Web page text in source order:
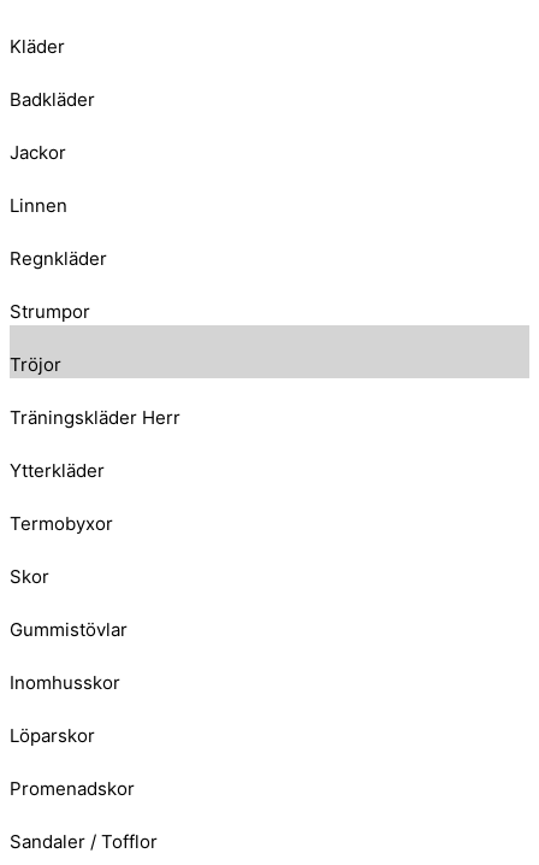
Kläder
Badkläder
Jackor
Linnen
Regnkläder
Strumpor
Tröjor
Träningskläder Herr
Ytterkläder
Termobyxor
Skor
Gummistövlar
Inomhusskor
Löparskor
Promenadskor
Sandaler / Tofflor